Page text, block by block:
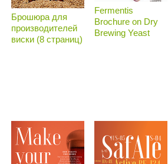
Брошюра для
производителей
виски (8 страниц)
Fermentis
Brochure on Dry
Brewing Yeast